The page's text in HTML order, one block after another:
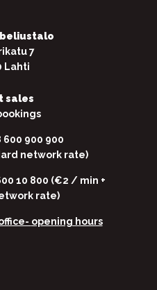
7
Lahti
sales
600 900 900
network rate)
10 800 (€2 / min +
rate)
opening hours